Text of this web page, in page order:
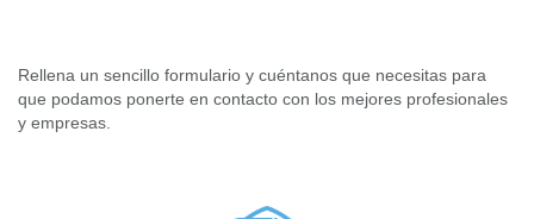
Rellena un sencillo formulario y cuéntanos que necesitas para
que podamos ponerte en contacto con los mejores profesionales
y empresas.